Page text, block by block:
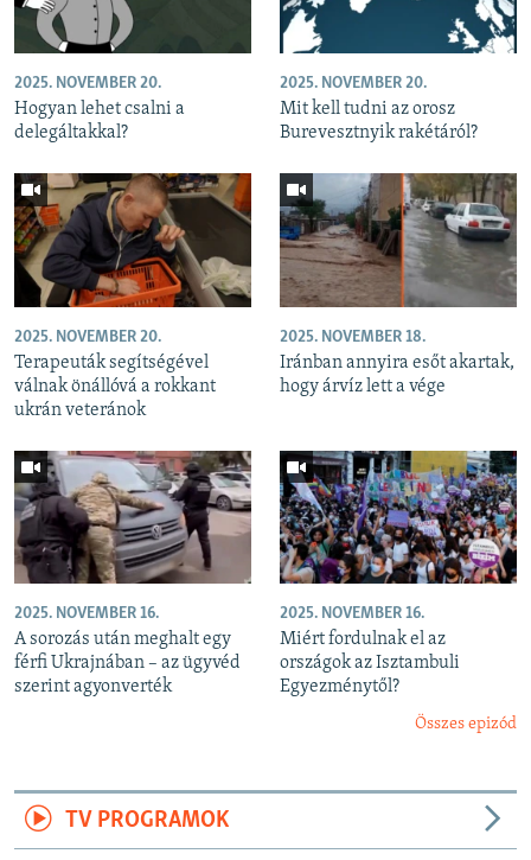
2025. NOVEMBER 20.
Hogyan lehet csalni a
delegáltakkal?
2025. NOVEMBER 20.
Mit kell tudni az orosz
Burevesztnyik rakétáról?
2025. NOVEMBER 20.
Terapeuták segítségével
válnak önállóvá a rokkant
ukrán veteránok
2025. NOVEMBER 18.
Iránban annyira esőt akartak,
hogy árvíz lett a vége
2025. NOVEMBER 16.
A sorozás után meghalt egy
férfi Ukrajnában – az ügyvéd
szerint agyonverték
2025. NOVEMBER 16.
Miért fordulnak el az
országok az Isztambuli
Egyezménytől?
Összes epizód
TV PROGRAMOK